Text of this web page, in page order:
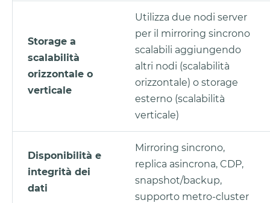
Storage a
scalabilità
orizzontale o
verticale
Utilizza due nodi server
per il mirroring sincrono
scalabili aggiungendo
altri nodi (scalabilità
orizzontale) o storage
esterno (scalabilità
verticale)
Disponibilità e
integrità dei
dati
Mirroring sincrono,
replica asincrona, CDP,
snapshot/backup,
supporto metro-cluster